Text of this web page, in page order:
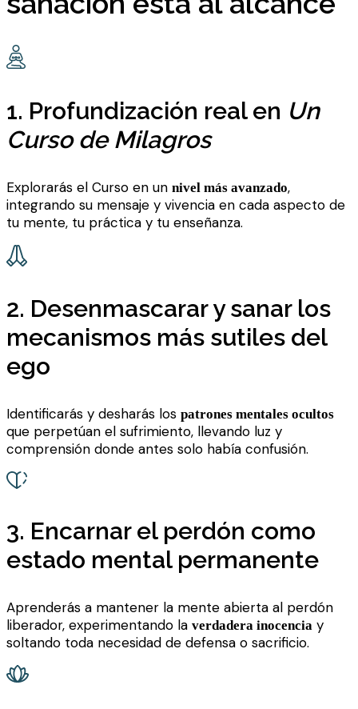
1. Profundización real en Un
Curso de Milagros
Explorarás el Curso en un nivel más avanzado,
integrando su mensaje y vivencia en cada aspecto de
tu mente, tu práctica y tu enseñanza.
2. Desenmascarar y sanar los
mecanismos más sutiles del
ego
Identificarás y desharás los patrones mentales ocultos
que perpetúan el sufrimiento, llevando luz y
comprensión donde antes solo había confusión.
3. Encarnar el perdón como
estado mental permanente
Aprenderás a mantener la mente abierta al perdón
liberador, experimentando la verdadera inocencia y
soltando toda necesidad de defensa o sacrificio.